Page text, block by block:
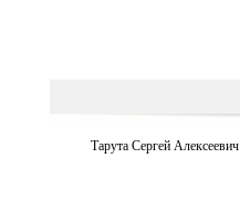
Тарута Сергей Алексеевич